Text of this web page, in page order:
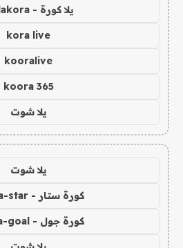
يلا كورة - yallakora
kora live
kooralive
koora 365
يلا شوت
يلا شوت
كورة ستار - koora-star
كورة جول - koora-goal